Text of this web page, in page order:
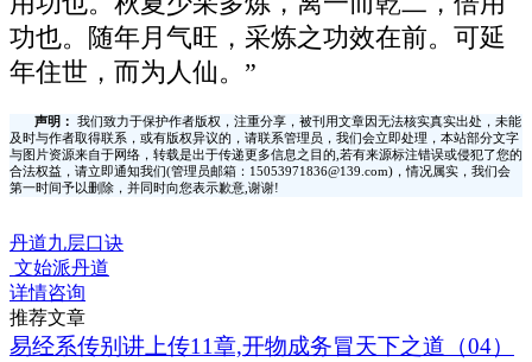
功也。随年月气旺，采炼之功效在前。可延
年住世，而为人仙。”
声明：
我们致力于保护作者版权，注重分享，被刊用文章因无法核实真实出处，未能
及时与作者取得联系，或有版权异议的，请联系管理员，我们会立即处理，本站部分文字
与图片资源来自于网络，转载是出于传递更多信息之目的,若有来源标注错误或侵犯了您的
合法权益，请立即通知我们(管理员邮箱：15053971836@139.com)，情况属实，我们会
第一时间予以删除，并同时向您表示歉意,谢谢!
丹道九层口诀
文始派丹道
详情咨询
推荐文章
易经系传别讲上传11章,开物成务冒天下之道（04）